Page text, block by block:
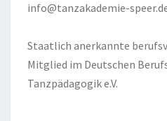
info@tanzakademie-
Staatlich anerkannte
Mitglied im Deutschen
Tanzpädagogik e.V.